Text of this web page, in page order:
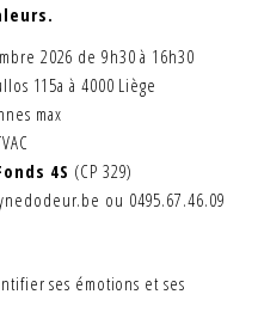
2026 de 9h30 à 16h30
115a à 4000 Liège
max
4S (CP 329)
ou 0495.67.46.09
ses émotions et ses